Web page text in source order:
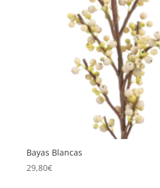
Bayas Blancas
29,80€